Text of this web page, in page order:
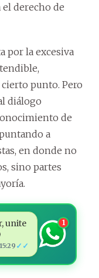
derecho de
por la excesiva
punto. Pero
diálogo
de
a
en donde no
sino partes
unite
15:29 ✓✓
1